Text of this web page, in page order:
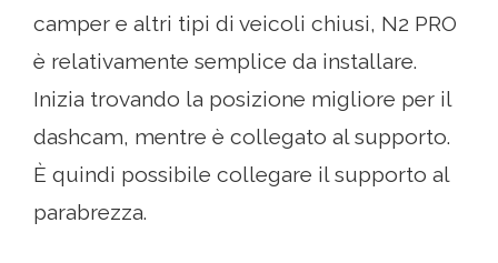
camper e altri tipi di veicoli chiusi, N2 PRO
è relativamente semplice da installare.
Inizia trovando la posizione migliore per il
dashcam, mentre è collegato al supporto.
È quindi possibile collegare il supporto al
parabrezza.